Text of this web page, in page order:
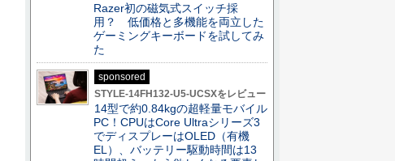
Razer初の磁気式スイッチ採
用？ 低価格と多機能を両立した
ゲーミングキーボードを試してみ
た
sponsored
STYLE-14FH132-U5-UCSXをレビュー
14型で約0.84kgの超軽量モバイル
PC！CPUはCore Ultraシリーズ3
でディスプレーはOLED（有機
EL）、バッテリー駆動時間は13